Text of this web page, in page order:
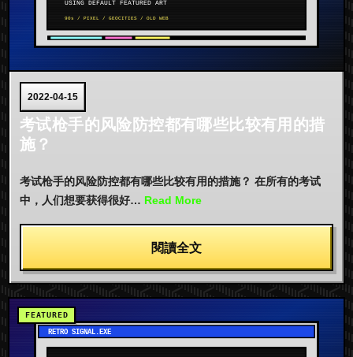
2022-04-15
考试枪手的风险防控都有哪些比较有用的措
施？
考试枪手的风险防控都有哪些比较有用的措施？ 在所有的考试
中，人们想要获得很好… Read More
閱讀全文